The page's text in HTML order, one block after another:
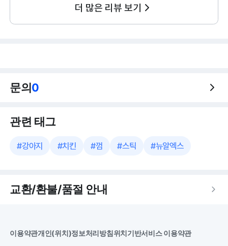
더 많은 리뷰 보기
문의0
관련 태그
#강아지 #치킨 #껌 #스틱 #뉴알엑스
교환/환불/품절 안내
이용약관개인(위치)정보처리방침위치기반서비스 이용약관